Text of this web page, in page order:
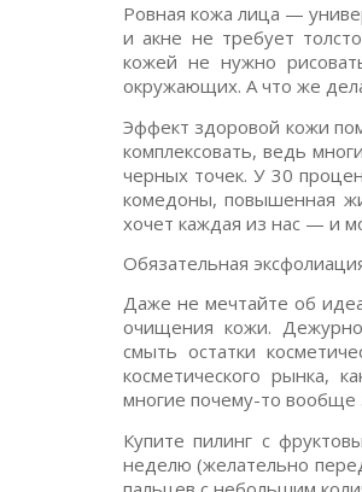
Ровная кожа лица —
и акне не требует
кожей не нужно
окружающих. А что же
Эффект здоровой кожи
комплексовать, ведь
черных точек. У 30
комедоны, повышенная
хочет каждая из нас — и
Обязательная
Даже не мечтайте об
очищения кожи.
смыть остатки
косметического рынка,
многие почему-то вообще
Купите пилинг с
неделю (желательно